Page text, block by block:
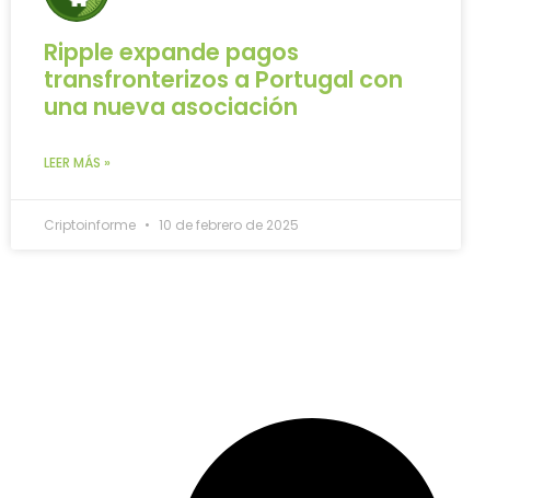
Ripple expande pagos
transfronterizos a Portugal con
una nueva asociación
LEER MÁS »
Criptoinforme 10 de febrero de 2025